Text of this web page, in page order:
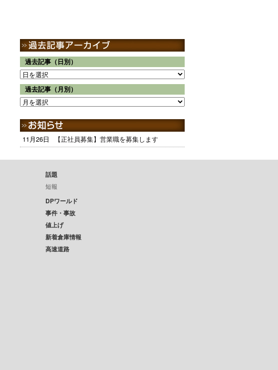
過去記事（日別）
過去記事（月別）
11月26日 【正社員募集】営業職を募集します
話題
短報
DPワールド
事件・事故
値上げ
新着倉庫情報
高速道路